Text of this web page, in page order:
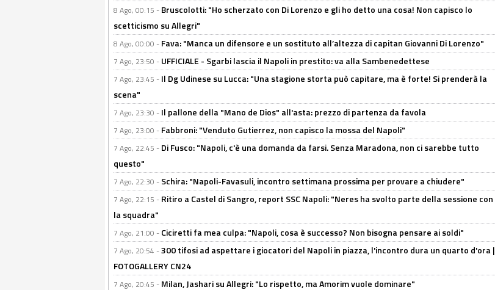
8 Ago, 00:15 - Bruscolotti: "Ho scherzato con Di Lorenzo e gli ho detto una cosa! Non capisco lo
scetticismo su Allegri"
8 Ago, 00:00 - Fava: "Manca un difensore e un sostituto all’altezza di capitan Giovanni Di Lorenzo"
7 Ago, 23:50 - UFFICIALE - Sgarbi lascia il Napoli in prestito: va alla Sambenedettese
7 Ago, 23:45 - Il Dg Udinese su Lucca: "Una stagione storta può capitare, ma è forte! Si prenderà la
scena"
7 Ago, 23:30 - Il pallone della "Mano de Dios" all'asta: prezzo di partenza da favola
7 Ago, 23:00 - Fabbroni: "Venduto Gutierrez, non capisco la mossa del Napoli"
7 Ago, 22:45 - Di Fusco: "Napoli, c'è una domanda da farsi. Senza Maradona, non ci sarebbe tutto
questo"
7 Ago, 22:30 - Schira: "Napoli-Favasuli, incontro settimana prossima per provare a chiudere"
7 Ago, 22:15 - Ritiro a Castel di Sangro, report SSC Napoli: "Neres ha svolto parte della sessione con
la squadra"
7 Ago, 21:00 - Ciciretti fa mea culpa: "Napoli, cosa è successo? Non bisogna pensare ai soldi"
7 Ago, 20:54 -300 tifosi ad aspettare i giocatori del Napoli in piazza, l'incontro dura un quarto d'ora |
FOTOGALLERY CN24
7 Ago, 20:45 - Milan, Jashari su Allegri: "Lo rispetto, ma Amorim vuole dominare"